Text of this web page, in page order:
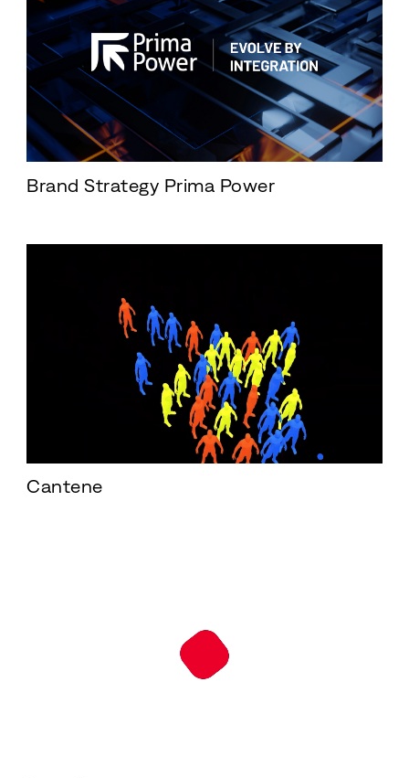
Brand Strategy Prima Power
Cantene